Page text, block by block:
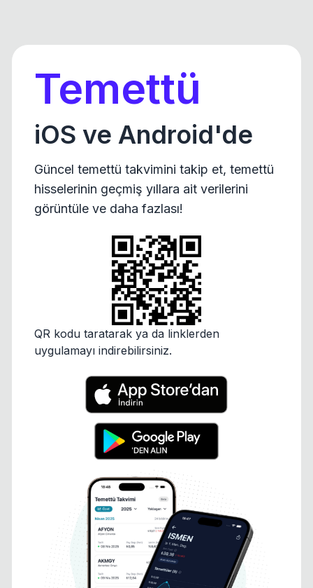
Temettü
iOS ve Android'de
Güncel temettü takvimini takip et, temettü
hisselerinin geçmiş yıllara ait verilerini
görüntüle ve daha fazlası!
QR kodu taratarak ya da linklerden
uygulamayı indirebilirsiniz.